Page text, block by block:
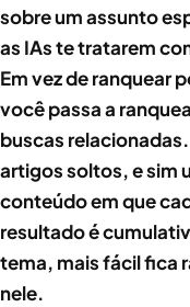
sobre um assunto
as IAs te tratarem
Em vez de ranquear
você passa a
buscas
artigos soltos, e sim
conteúdo em que
resultado é
tema, mais fácil fica
nele.